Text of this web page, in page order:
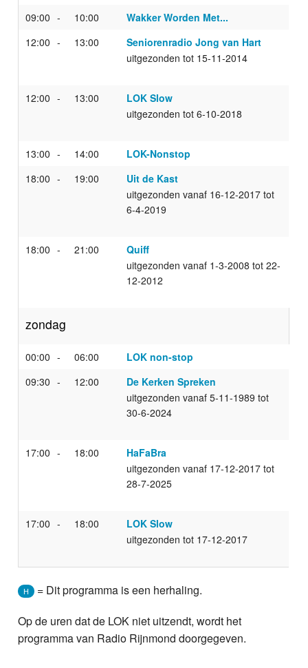
09:00
10:00
Wakker Worden Met...
12:00
13:00
Seniorenradio Jong van Hart
uitgezonden tot 15-11-2014
12:00 13:00
LOK Slow
uitgezonden tot 6-10-2018
13:00 14:00
LOK-Nonstop
18:00
19:00
Uit de Kast
uitgezonden vanaf 16-12-2017 tot
6-4-2019
18:00 21:00
Quiff
uitgezonden vanaf 1-3-2008 tot 22-
12-2012
zondag
00:00 06:00
LOK non-stop
09:30
12:00
De Kerken Spreken
uitgezonden vanaf 5-11-1989 tot
30-6-2024
17:00 18:00
HaFaBra
uitgezonden vanaf 17-12-2017 tot
28-7-2025
17:00 18:00
LOK Slow
uitgezonden tot 17-12-2017
H
= Dit programma is een herhaling.
Op de uren dat de LOK niet uitzendt, wordt het
programma van Radio Rijnmond doorgegeven.